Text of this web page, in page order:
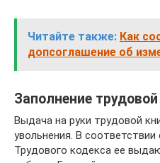
Читайте также: Как
допсоглашение об
Заполнение
Выдача на руки трудовой
увольнения. В
Трудового кодекса ее